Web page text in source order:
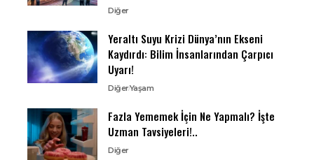
Diğer
Yeraltı Suyu Krizi Dünya’nın Ekseni
Kaydırdı: Bilim İnsanlarından Çarpıcı
Uyarı!
DiğerYaşam
Fazla Yememek İçin Ne Yapmalı? İşte
Uzman Tavsiyeleri!..
Diğer